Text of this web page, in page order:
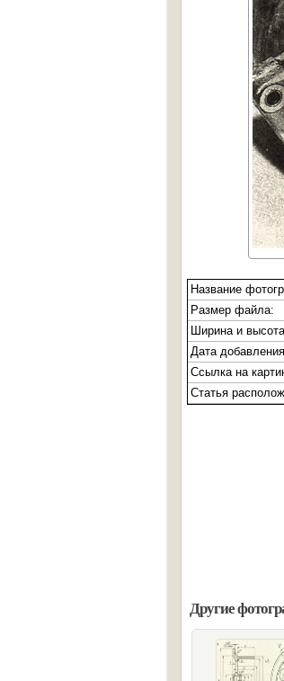
Название
Размер файла:
Ширина и
Дата
Ссылка на
Статья
Другие